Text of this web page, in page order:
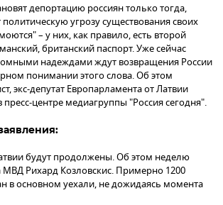
депортацию россиян только тогда,
угрозу существования своих
– у них, как правило, есть второй
британский паспорт. Уже сейчас
надеждами ждут возвращения России
понимании этого слова. Об этом
экс-депутат Европарламента от Латвии
центре медиагруппы "Россия сегодня".
будут продолжены. Об этом неделю
МВД Рихард Козловскис. Примерно 1200
в основном уехали, не дожидаясь момента